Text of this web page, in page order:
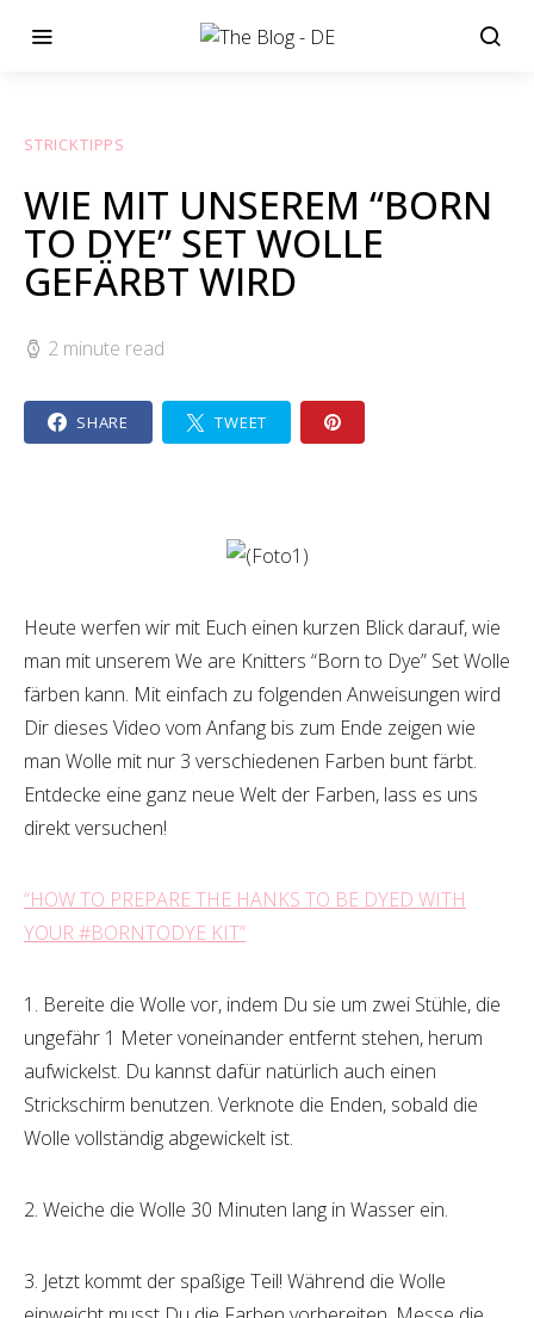
STRICKTIPPS
WIE MIT UNSEREM “BORN
TO DYE” SET WOLLE
GEFÄRBT WIRD
2 minute read
SHARE TWEET
Heute werfen wir mit Euch einen kurzen Blick darauf, wie
man mit unserem We are Knitters “Born to Dye” Set Wolle
färben kann. Mit einfach zu folgenden Anweisungen wird
Dir dieses Video vom Anfang bis zum Ende zeigen wie
man Wolle mit nur 3 verschiedenen Farben bunt färbt.
Entdecke eine ganz neue Welt der Farben, lass es uns
direkt versuchen!
“HOW TO PREPARE THE HANKS TO BE DYED WITH
YOUR #BORNTODYE KIT”
1. Bereite die Wolle vor, indem Du sie um zwei Stühle, die
ungefähr 1 Meter voneinander entfernt stehen, herum
aufwickelst. Du kannst dafür natürlich auch einen
Strickschirm benutzen. Verknote die Enden, sobald die
Wolle vollständig abgewickelt ist.
2. Weiche die Wolle 30 Minuten lang in Wasser ein.
3. Jetzt kommt der spaßige Teil! Während die Wolle